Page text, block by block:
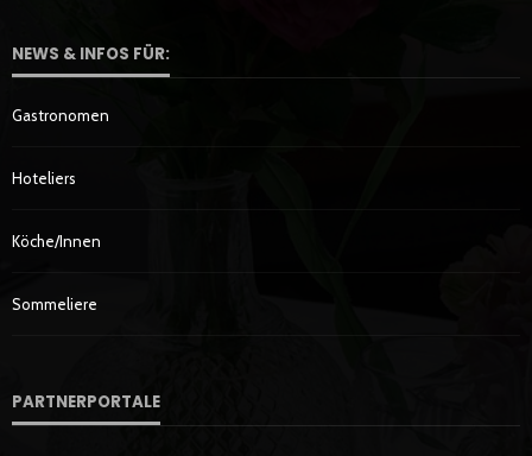
NEWS & INFOS FÜR:
Gastronomen
Hoteliers
Köche/innen
Sommeliere
PARTNERPORTALE